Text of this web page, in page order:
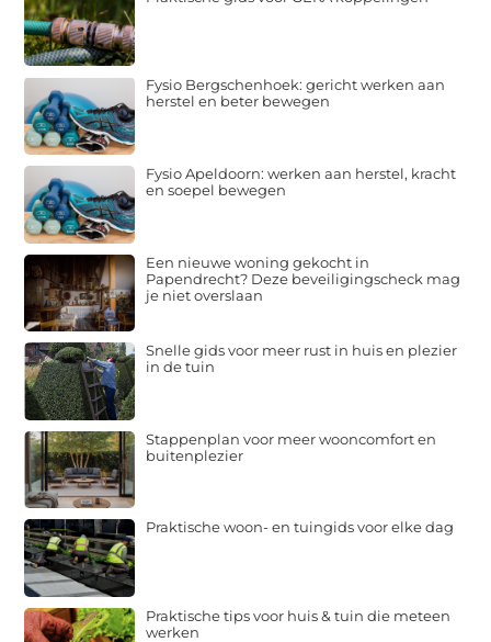
Fysio Bergschenhoek: gericht werken aan
herstel en beter bewegen
Fysio Apeldoorn: werken aan herstel, kracht
en soepel bewegen
Een nieuwe woning gekocht in
Papendrecht? Deze beveiligingscheck mag
je niet overslaan
Snelle gids voor meer rust in huis en plezier
in de tuin
Stappenplan voor meer wooncomfort en
buitenplezier
Praktische woon- en tuingids voor elke dag
Praktische tips voor huis & tuin die meteen
werken